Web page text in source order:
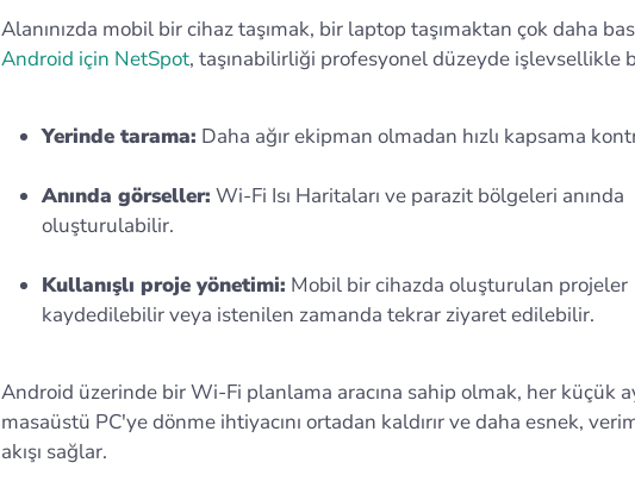
Alanınızda mobil bir cihaz taşımak, bir laptop taşımaktan çok daha
Android için NetSpot, taşınabilirliği profesyonel düzeyde işlevsellikle
Yerinde tarama: Daha ağır ekipman olmadan hızlı kapsama
Anında görseller: Wi-Fi Isı Haritaları ve parazit bölgeleri anında
oluşturulabilir.
Kullanışlı proje yönetimi: Mobil bir cihazda oluşturulan projeler
kaydedilebilir veya istenilen zamanda tekrar ziyaret edilebilir.
Android üzerinde bir Wi-Fi planlama aracına sahip olmak, her küçük
masaüstü PC'ye dönme ihtiyacını ortadan kaldırır ve daha esnek,
akışı sağlar.